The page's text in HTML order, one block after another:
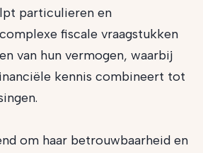
particulieren en
fiscale vraagstukken
van hun vermogen, waarbij
kennis combineert tot
om haar betrouwbaarheid en